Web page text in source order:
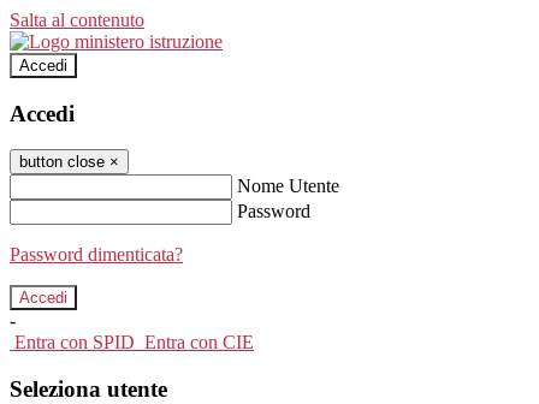
Salta al contenuto
Accedi
Accedi
button close ×
Nome Utente
Password
Password dimenticata?
-
Entra con SPID Entra con CIE
Seleziona utente